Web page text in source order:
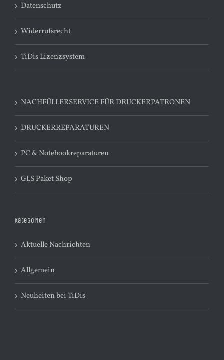
Datenschutz
Widerrufsrecht
TiDis Lizenzsystem
NACHFÜLLERSERVICE FÜR DRUCKERPATRONEN
DRUCKERREPARATUREN
PC & Notebookreparaturen
GLS Paket Shop
Kategorien
Aktuelle Nachrichten
Allgemein
Neuheiten bei TiDis